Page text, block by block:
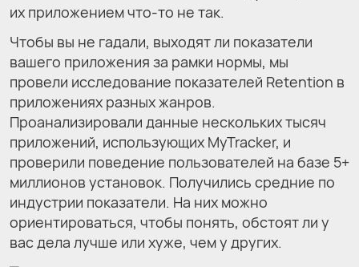
их приложением что-то не так.
Чтобы вы не гадали, выходят ли показатели
вашего приложения за рамки нормы, мы
провели исследование показателей Retention в
приложениях разных жанров.
Проанализировали данные нескольких тысяч
приложений, использующих MyTracker, и
проверили поведение пользователей на базе 5+
миллионов установок. Получились средние по
индустрии показатели. На них можно
ориентироваться, чтобы понять, обстоят ли у
вас дела лучше или хуже, чем у других.